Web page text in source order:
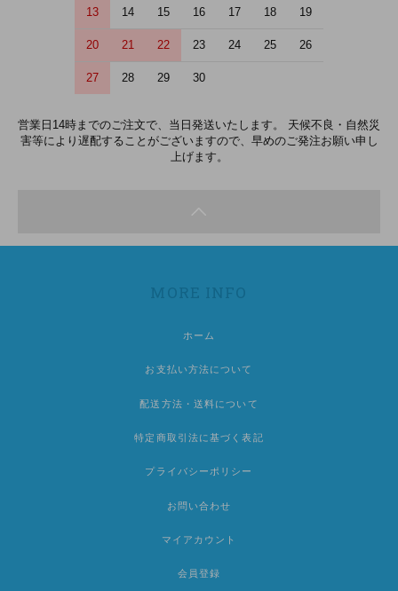
13 14 15 16 17 18 19
20 21 22 23 24 25 26
27 28 29 30
営業日14時までのご注文で、当日発送いたします。 天候不良・自然災
害等により遅配することがございますので、早めのご発注お願い申し
上げます。
MORE INFO
ホーム
お支払い方法について
配送方法・送料について
特定商取引法に基づく表記
プライバシーポリシー
お問い合わせ
マイアカウント
会員登録